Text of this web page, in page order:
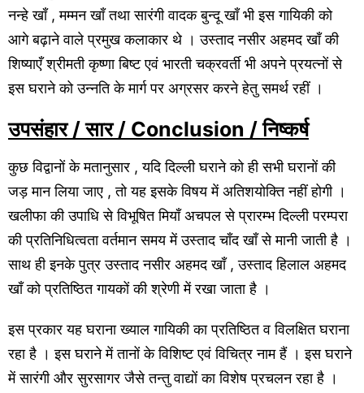
नन्हे खाँ , मम्मन खाँ तथा सारंगी वादक बुन्दू खाँ भी इस गायिकी को
आगे बढ़ाने वाले प्रमुख कलाकार थे । उस्ताद नसीर अहमद खाँ की
शिष्याएँ श्रीमती कृष्णा बिष्ट एवं भारती चक्रवर्ती भी अपने प्रयत्नों से
इस घराने को उन्नति के मार्ग पर अग्रसर करने हेतु समर्थ रहीं ।
उपसंहार / सार / Conclusion / निष्कर्ष
कुछ विद्वानों के मतानुसार , यदि दिल्ली घराने को ही सभी घरानों की
जड़ मान लिया जाए , तो यह इसके विषय में अतिशयोक्ति नहीं होगी ।
खलीफा की उपाधि से विभूषित मियाँ अचपल से प्रारम्भ दिल्ली परम्परा
की प्रतिनिधित्वता वर्तमान समय में उस्ताद चाँद खाँ से मानी जाती है ।
साथ ही इनके पुत्र उस्ताद नसीर अहमद खाँ , उस्ताद हिलाल अहमद
खाँ को प्रतिष्ठित गायकों की श्रेणी में रखा जाता है ।
इस प्रकार यह घराना ख्याल गायिकी का प्रतिष्ठित व विलक्षित घराना
रहा है । इस घराने में तानों के विशिष्ट एवं विचित्र नाम हैं । इस घराने
में सारंगी और सुरसागर जैसे तन्तु वाद्यों का विशेष प्रचलन रहा है ।